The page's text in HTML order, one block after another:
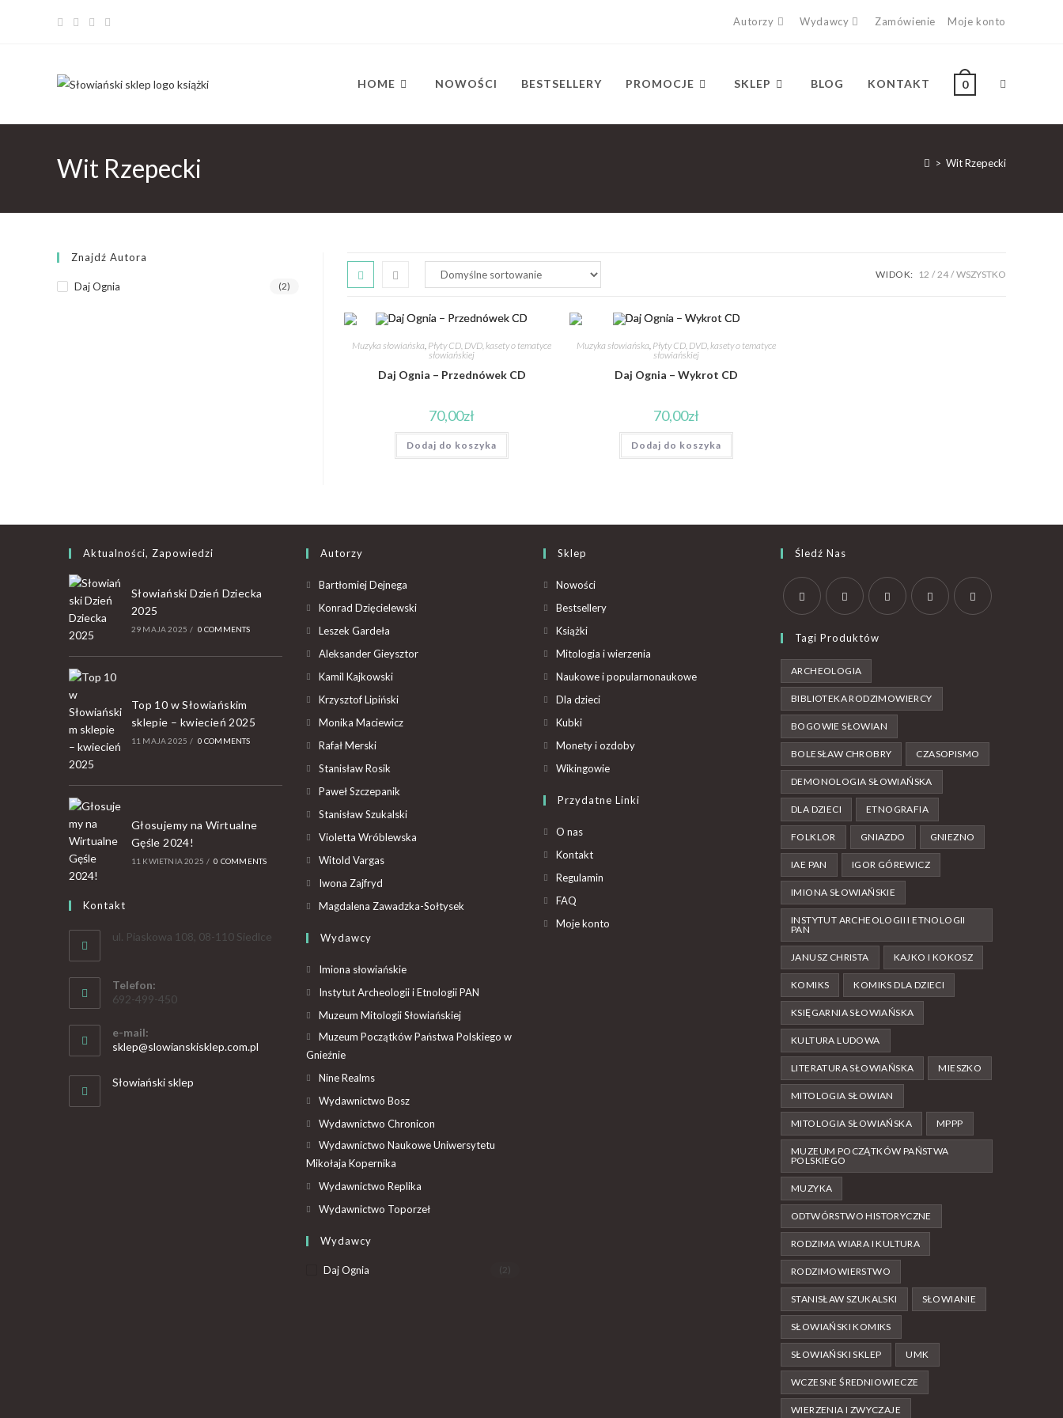
Autorzy Wydawcy Zamówienie Moje konto
HOME NOWOŚCI BESTSELLERY PROMOCJE SKLEP BLOG KONTAKT 0
Wit Rzepecki > Wit Rzepecki
WIDOK: 12 24 WSZYSTKO
Muzyka słowiańska, Płyty CD, DVD, kasety o tematyce
słowiańskiej
Daj Ognia – Przednówek CD
70,00zł
Dodaj do koszyka
Muzyka słowiańska, Płyty CD, DVD, kasety o tematyce
słowiańskiej
Daj Ognia – Wykrot CD
70,00zł
Dodaj do koszyka
Znajdź Autora
Daj Ognia (2)
Aktualności, Zapowiedzi
Słowiański Dzień Dziecka
2025
29 MAJA 2025 / 0 COMMENTS
Top 10 w Słowiańskim
sklepie – kwiecień 2025
11 MAJA 2025 / 0 COMMENTS
Głosujemy na Wirtualne
Gęśle 2024!
11 KWIETNIA 2025 / 0 COMMENTS
Kontakt
ul. Piaskowa 108, 08-110 Siedlce
Telefon:
692-499-450
e-mail:
sklep@slowianskisklep.com.pl
Słowiański sklep
Autorzy
Bartłomiej Dejnega
Konrad Dzięcielewski
Leszek Gardeła
Aleksander Gieysztor
Kamil Kajkowski
Krzysztof Lipiński
Monika Maciewicz
Rafał Merski
Stanisław Rosik
Paweł Szczepanik
Stanisław Szukalski
Violetta Wróblewska
Witold Vargas
Iwona Zajfryd
Magdalena Zawadzka-Sołtysek
Wydawcy
Imiona słowiańskie
Instytut Archeologii i Etnologii PAN
Muzeum Mitologii Słowiańskiej
Muzeum Początków Państwa Polskiego w
Gnieźnie
Nine Realms
Wydawnictwo Bosz
Wydawnictwo Chronicon
Wydawnictwo Naukowe Uniwersytetu
Mikołaja Kopernika
Wydawnictwo Replika
Wydawnictwo Toporzeł
Wydawcy
Daj Ognia (2)
Sklep
Nowości
Bestsellery
Książki
Mitologia i wierzenia
Naukowe i popularnonaukowe
Dla dzieci
Kubki
Monety i ozdoby
Wikingowie
Przydatne Linki
O nas
Kontakt
Regulamin
FAQ
Moje konto
Śledź Nas
Tagi Produktów
ARCHEOLOGIA
BIBLIOTEKA RODZIMOWIERCY
BOGOWIE SŁOWIAN
BOLESŁAW CHROBRY CZASOPISMO
DEMONOLOGIA SŁOWIAŃSKA
DLA DZIECI ETNOGRAFIA
FOLKLOR GNIAZDO GNIEZNO
IAE PAN IGOR GÓREWICZ
IMIONA SŁOWIAŃSKIE
INSTYTUT ARCHEOLOGII I ETNOLOGII
PAN
JANUSZ CHRISTA KAJKO I KOKOSZ
KOMIKS KOMIKS DLA DZIECI
KSIĘGARNIA SŁOWIAŃSKA
KULTURA LUDOWA
LITERATURA SŁOWIAŃSKA MIESZKO
MITOLOGIA SŁOWIAN
MITOLOGIA SŁOWIAŃSKA MPPP
MUZEUM POCZĄTKÓW PAŃSTWA
POLSKIEGO
MUZYKA
ODTWÓRSTWO HISTORYCZNE
RODZIMA WIARA I KULTURA
RODZIMOWIERSTWO
STANISŁAW SZUKALSKI SŁOWIANIE
SŁOWIAŃSKI KOMIKS
SŁOWIAŃSKI SKLEP UMK
WCZESNE ŚREDNIOWIECZE
WIERZENIA I ZWYCZAJE